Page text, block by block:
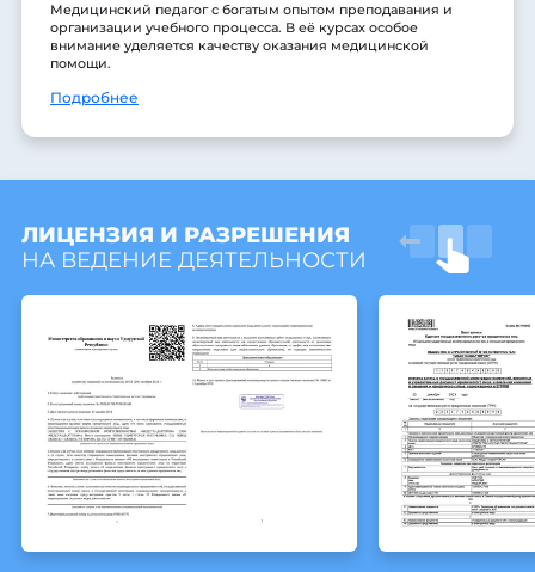
Медицинский педагог с богатым опытом преподавания и
организации учебного процесса. В её курсах особое
внимание уделяется качеству оказания медицинской
помощи.
Подробнее
ЛИЦЕНЗИЯ И РАЗРЕШЕНИЯ
НА ВЕДЕНИЕ ДЕЯТЕЛЬНОСТИ